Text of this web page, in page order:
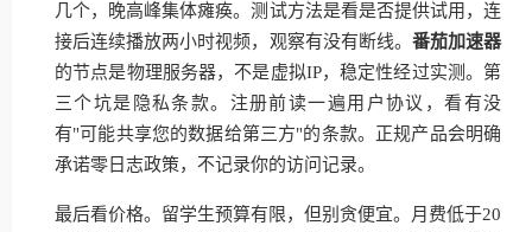
几个，晚高峰集体瘫痪。测试方法是看是否提供试用，连
接后连续播放两小时视频，观察有没有断线。 番茄加速器
的节点是物理服务器，不是虚拟IP，稳定性经过实测。第
三个坑是隐私条款。注册前读一遍用户协议，看有没
有"可能共享您的数据给第三方"的条款。正规产品会明确
承诺零日志政策，不记录你的访问记录。
最后看价格。留学生预算有限，但别贪便宜。月费低于20